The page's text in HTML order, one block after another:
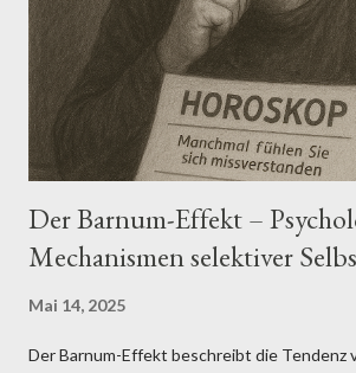
ausgeblendet werden. Aus
Echokammern durch Prozesse wie
Identifikation und normative Konformität
Turner, 1986; Postmes et al., 2005).
dass in...
Der Barnum-Effekt –
Mechanismen selektiver
Mai 14, 2025
Der Barnum-Effekt beschreibt die Tendenz